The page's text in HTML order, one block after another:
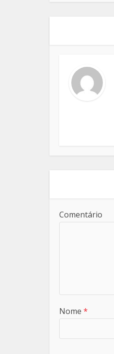
Comentário
Nome *